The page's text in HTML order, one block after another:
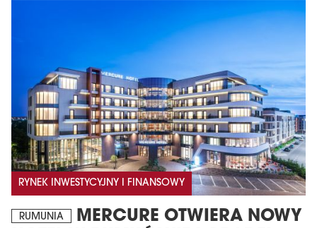
RYNEK INWESTYCYJNY I FINANSOWY
RUMUNIA
MERCURE OTWIERA NOWY